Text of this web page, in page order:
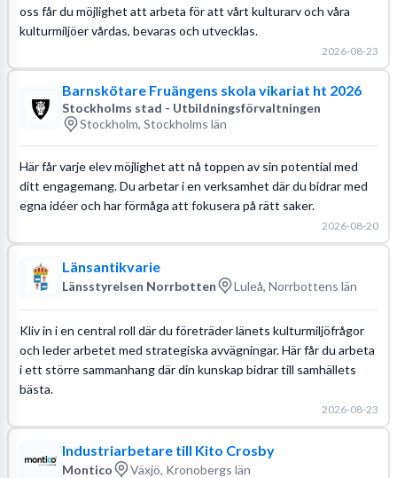
oss får du möjlighet att arbeta för att vårt kulturarv och våra
kulturmiljöer vårdas, bevaras och utvecklas.
2026-08-23
Barnskötare Fruängens skola vikariat ht 2026
Stockholms stad - Utbildningsförvaltningen
Stockholm, Stockholms län
Här får varje elev möjlighet att nå toppen av sin potential med
ditt engagemang. Du arbetar i en verksamhet där du bidrar med
egna idéer och har förmåga att fokusera på rätt saker.
2026-08-20
Länsantikvarie
Länsstyrelsen Norrbotten Luleå, Norrbottens län
Kliv in i en central roll där du företräder länets kulturmiljöfrågor
och leder arbetet med strategiska avvägningar. Här får du arbeta
i ett större sammanhang där din kunskap bidrar till samhällets
bästa.
2026-08-23
Industriarbetare till Kito Crosby
Montico Växjö, Kronobergs län